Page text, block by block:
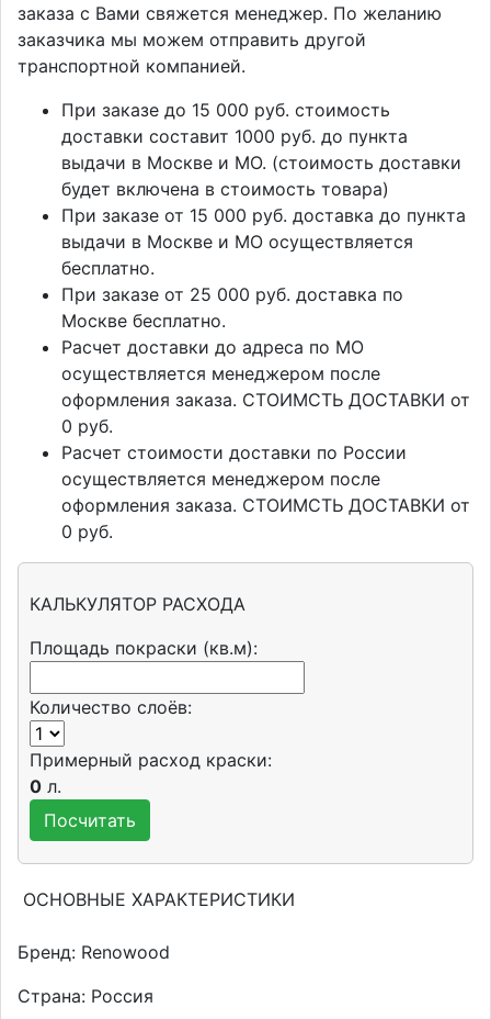
заказа с Вами свяжется менеджер. По желанию
заказчика мы можем отправить другой
транспортной компанией.
При заказе до 15 000 руб. стоимость
доставки составит 1000 руб. до пункта
выдачи в Москве и МО. (стоимость доставки
будет включена в стоимость товара)
При заказе от 15 000 руб. доставка до пункта
выдачи в Москве и МО осуществляется
бесплатно.
При заказе от 25 000 руб. доставка по
Москве бесплатно.
Расчет доставки до адреса по МО
осуществляется менеджером после
оформления заказа. СТОИМСТЬ ДОСТАВКИ от
0 руб.
Расчет стоимости доставки по России
осуществляется менеджером после
оформления заказа. СТОИМСТЬ ДОСТАВКИ от
0 руб.
КАЛЬКУЛЯТОР РАСХОДА
Площадь покраски (кв.м):
Количество слоёв:
Примерный расход краски:
0 л.
ОСНОВНЫЕ ХАРАКТЕРИСТИКИ
Бренд: Renowood
Страна: Россия